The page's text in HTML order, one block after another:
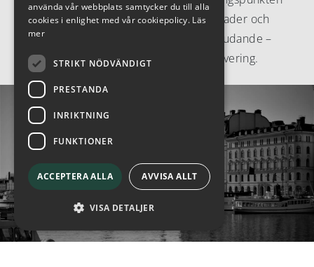
mellan näringsliv, politik, finansmarknader och
media och har ett fullt integrerat erbjudande –
från strategisk expertis till kreativ aktivering.
använda vår webbplats samtycker du till alla
cookies i enlighet med vår cookiepolicy. Läs
mer
STRIKT NÖDVÄNDIGT
PRESTANDA
INRIKTNING
FUNKTIONER
ACCEPTERA ALLA AVVISA ALLT
VISA DETALJER